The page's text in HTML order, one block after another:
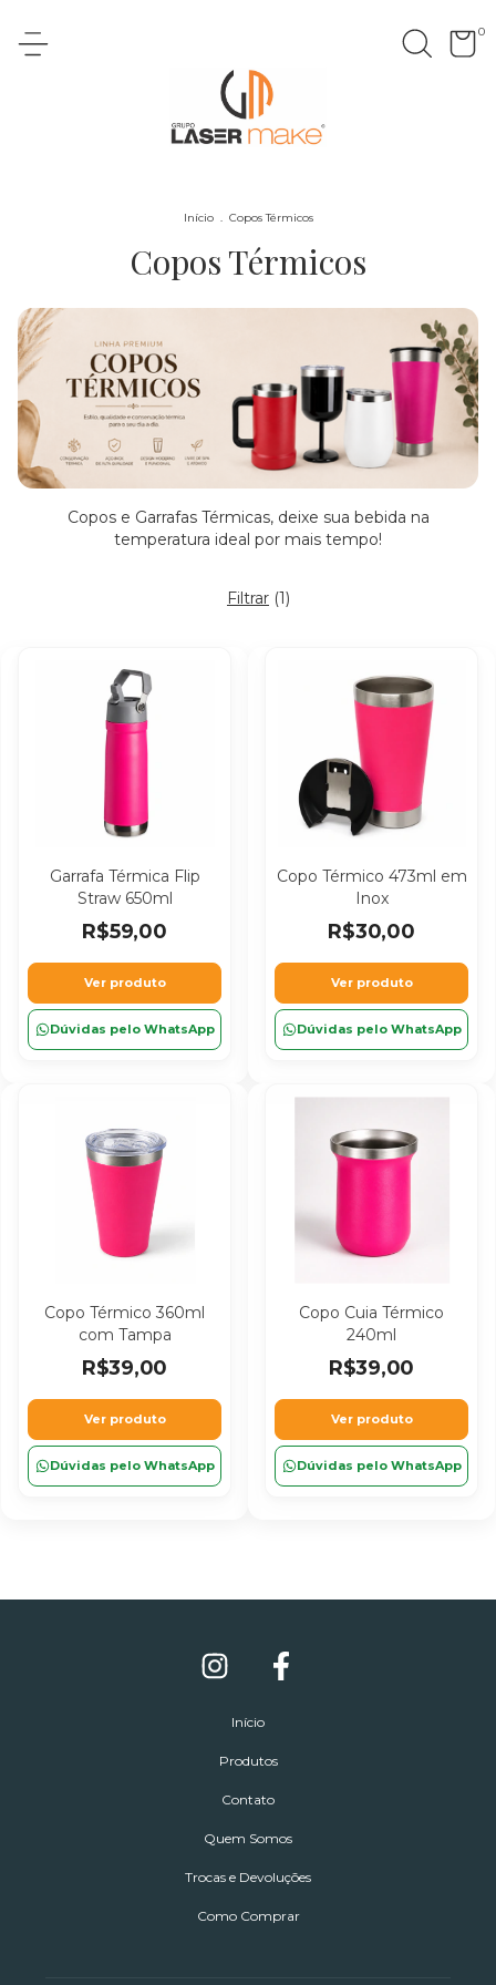
0
Início . Copos Térmicos
Copos Térmicos
Copos e Garrafas Térmicas, deixe sua bebida na
temperatura ideal por mais tempo!
Filtrar (1)
Garrafa Térmica Flip
Straw 650ml
R$59,00
Ver produto
Dúvidas pelo WhatsApp
Copo Térmico 473ml em
Inox
R$30,00
Ver produto
Dúvidas pelo WhatsApp
Copo Térmico 360ml
com Tampa
R$39,00
Ver produto
Dúvidas pelo WhatsApp
Copo Cuia Térmico
240ml
R$39,00
Ver produto
Dúvidas pelo WhatsApp
Início
Produtos
Contato
Quem Somos
Trocas e Devoluções
Como Comprar